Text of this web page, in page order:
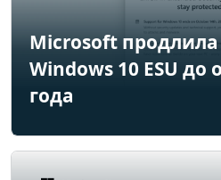
Microsoft
Windows 10 ESU до
года